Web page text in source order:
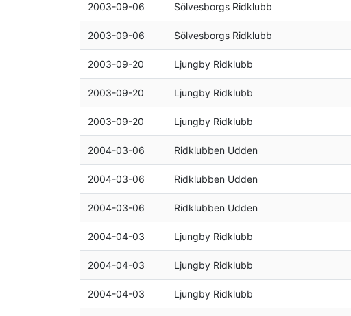
2003-09-06 Sölvesborgs Ridklubb
2003-09-06 Sölvesborgs Ridklubb
2003-09-20 Ljungby Ridklubb
2003-09-20 Ljungby Ridklubb
2003-09-20 Ljungby Ridklubb
2004-03-06 Ridklubben Udden
2004-03-06 Ridklubben Udden
2004-03-06 Ridklubben Udden
2004-04-03 Ljungby Ridklubb
2004-04-03 Ljungby Ridklubb
2004-04-03 Ljungby Ridklubb